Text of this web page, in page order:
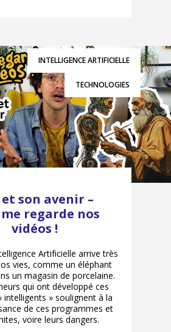
INTELLIGENCE ARTIFICIELLE
TECHNOLOGIES
et son avenir –
regarde nos
vidéos !
Artificielle arrive très
vies, comme un éléphant
un magasin de porcelaine.
qui ont développé ces
intelligents » soulignent à la
de ces programmes et
voire leurs dangers.